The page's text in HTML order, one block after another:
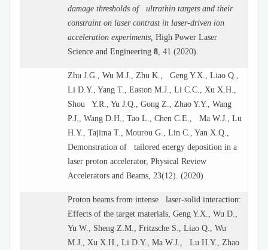
damage thresholds of ultrathin targets and their
constraint on laser contrast in laser-driven ion
acceleration experiments, High Power Laser
Science and Engineering 8, 41 (2020).
Zhu J.G., Wu M.J., Zhu K., Geng Y.X., Liao Q.,
Li D.Y., Yang T., Easton M.J., Li C.C., Xu X.H.,
Shou Y.R., Yu J.Q., Gong Z., Zhao Y.Y., Wang
P.J., Wang D.H., Tao L., Chen C.E., Ma W.J., Lu
H.Y., Tajima T., Mourou G., Lin C., Yan X.Q.,
Demonstration of tailored energy deposition in a
laser proton accelerator, Physical Review
Accelerators and Beams, 23(12). (2020)
Proton beams from intense laser-solid interaction:
Effects of the target materials, Geng Y.X., Wu D.,
Yu W., Sheng Z.M., Fritzsche S., Liao Q., Wu
M.J., Xu X.H., Li D.Y., Ma W.J., Lu H.Y., Zhao